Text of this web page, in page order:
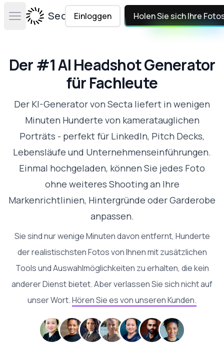
Open main menuSecta Labs
Einloggen Holen Sie sich Ihre
Der #1 AI Headshot Generator
für Fachleute
Der KI-Generator von Secta liefert in wenigen
Minuten Hunderte von kameratauglichen
Porträts - perfekt für LinkedIn, Pitch Decks,
Lebensläufe und Unternehmenseinführungen.
Einmal hochgeladen, können Sie jedes Foto
ohne weiteres Shooting an Ihre
Markenrichtlinien, Hintergründe oder Garderobe
anpassen.
Sie sind nur wenige Minuten davon entfernt, Hunderte
der realistischsten Fotos von Ihnen mit zusätzlichen
Tools und Auswahlmöglichkeiten zu erhalten, die kein
anderer Dienst bietet. Aber verlassen Sie sich nicht auf
unser Wort.Hören Sie es von unseren Kunden.